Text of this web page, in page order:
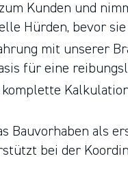
Kunden und
Hürden, bevor sie
mit unserer
für eine
Bauvorhaben als
bei der